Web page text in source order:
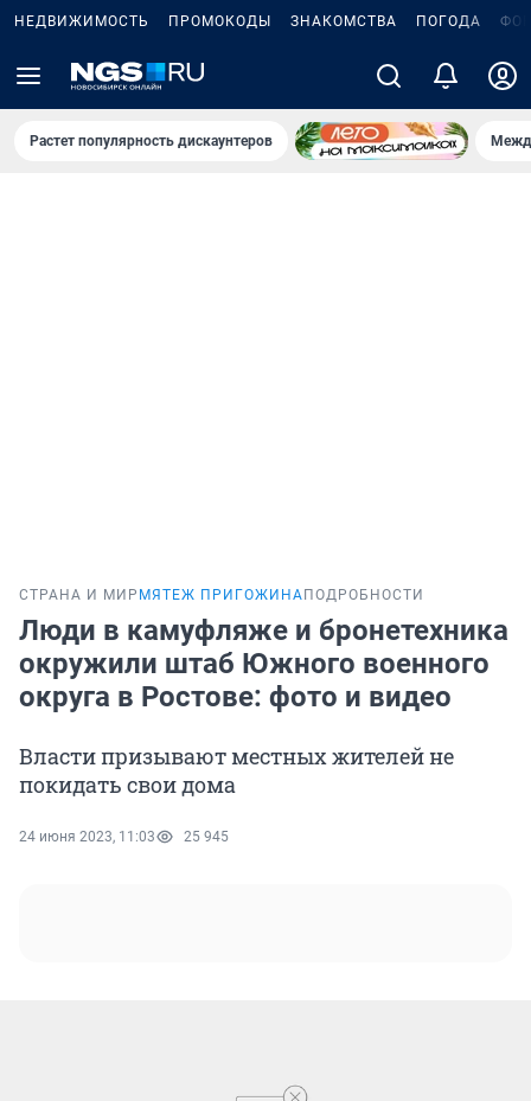
НЕДВИЖИМОСТЬ ПРОМОКОДЫ ЗНАКОМСТВА ПОГОДА
Растет популярность дискаунтеров
СТРАНА И МИР МЯТЕЖ ПРИГОЖИНА ПОДРОБНОСТИ
Люди в камуфляже и бронетехника
окружили штаб Южного военного
округа в Ростове: фото и видео
Власти призывают местных жителей не
покидать свои дома
24 июня 2023, 11:03 25 945